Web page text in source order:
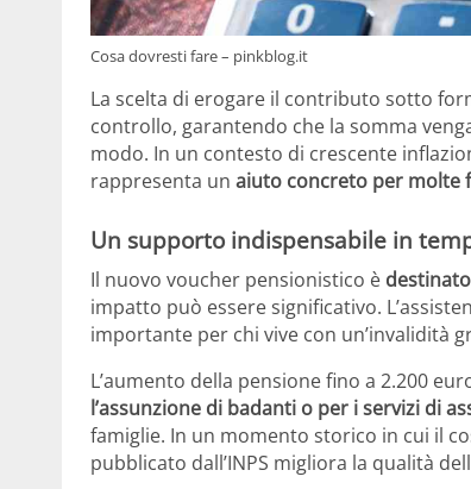
Cosa dovresti fare – pinkblog.it
La scelta di erogare il contributo sotto
controllo, garantendo che la somma
modo. In un contesto di crescente
rappresenta un aiuto concreto per molte
Un supporto indispensabile in
Il nuovo voucher pensionistico è
impatto può essere significativo.
importante per chi vive con un’invalidità
L’aumento della pensione fino a 2.200
l’assunzione di badanti o per i servizi di
famiglie. In un momento storico in cui il
pubblicato dall’INPS migliora la qualità